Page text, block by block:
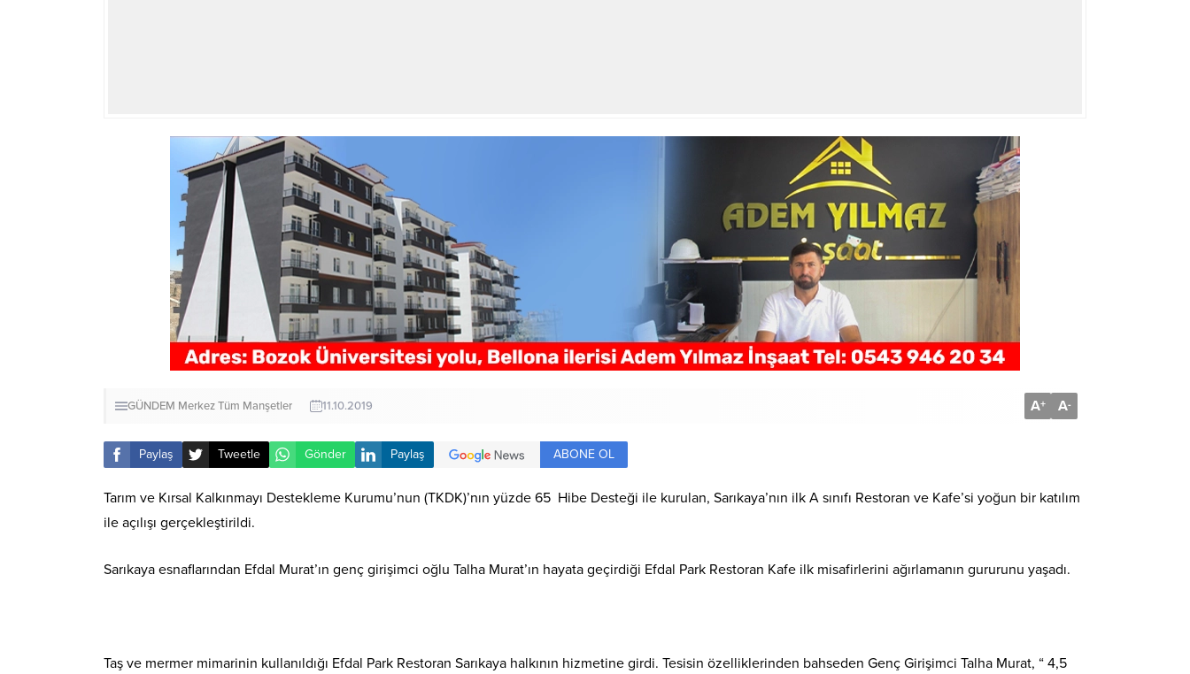
GÜNDEM MerkezTüm Manşetler 11.10.2019 A+ A-
Paylaş Tweetle Gönder Paylaş ABONE OL
Tarım ve Kırsal Kalkınmayı Destekleme Kurumu’nun (TKDK)’nın yüzde 65 Hibe Desteği ile kurulan, Sarıkaya’nın ilk A sınıfı Restoran ve Kafe’si yoğun bir katılım
ile açılışı gerçekleştirildi.
Sarıkaya esnaflarından Efdal Murat’ın genç girişimci oğlu Talha Murat’ın hayata geçirdiği Efdal Park Restoran Kafe ilk misafirlerini ağırlamanın gururunu yaşadı.
Taş ve mermer mimarinin kullanıldığı Efdal Park Restoran Sarıkaya halkının hizmetine girdi. Tesisin özelliklerinden bahseden Genç Girişimci Talha Murat, “ 4,5